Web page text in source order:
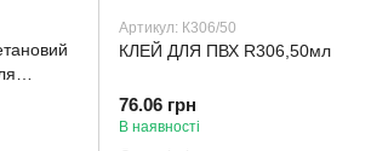
Артикул: К306/50
КЛЕЙ ДЛЯ ПВХ R306,50мл
76.06 грн
В наявності